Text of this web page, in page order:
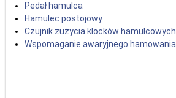
Pedał hamulca
Hamulec postojowy
Czujnik zużycia klocków hamulcowych
Wspomaganie awaryjnego hamowania